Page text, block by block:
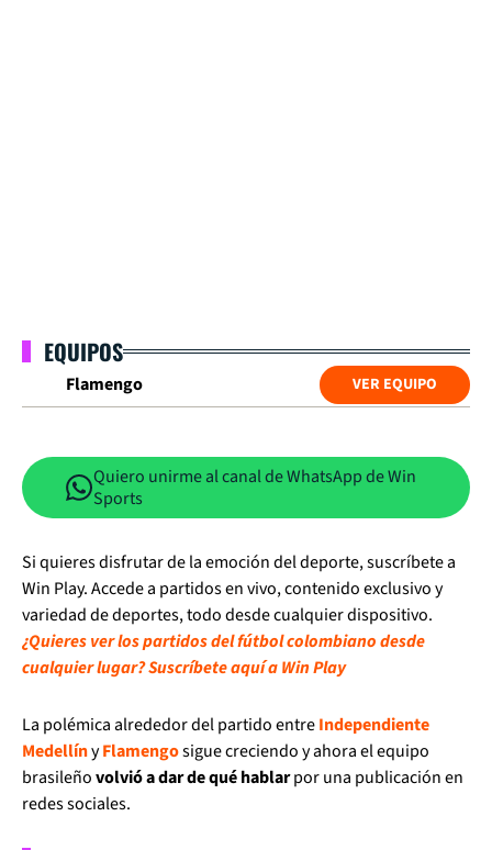
EQUIPOS
Flamengo VER EQUIPO
Quiero unirme al canal de WhatsApp de Win
Sports
Si quieres disfrutar de la emoción del deporte, suscríbete a
Win Play. Accede a partidos en vivo, contenido exclusivo y
variedad de deportes, todo desde cualquier dispositivo.
¿Quieres ver los partidos del fútbol colombiano desde
cualquier lugar? Suscríbete aquí a Win Play
La polémica alrededor del partido entreIndependiente
MedellínyFlamengosigue creciendo y ahora el equipo
brasileñovolvió a dar de qué hablarpor una publicación en
redes sociales.